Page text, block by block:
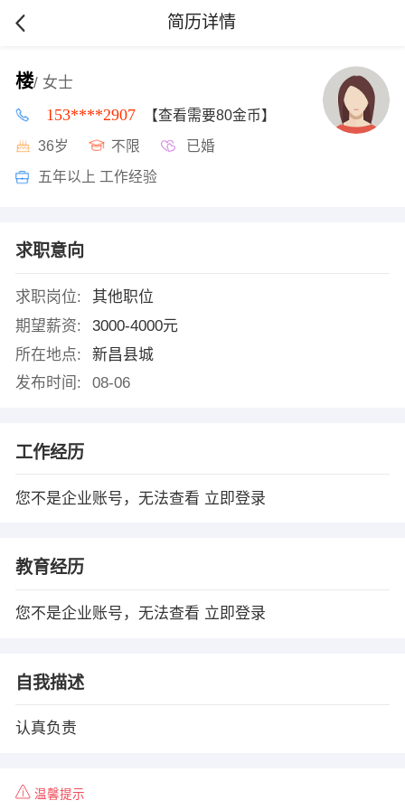
简历详情
楼/ 女士
153****2907 【查看需要80金币】
36岁 不限 已婚
五年以上 工作经验
求职意向
求职岗位:
其他职位
期望薪资:
3000-4000元
所在地点:
新昌县城
发布时间:
08-06
工作经历
您不是企业账号，无法查看 立即登录
教育经历
您不是企业账号，无法查看 立即登录
自我描述
认真负责
温馨提示